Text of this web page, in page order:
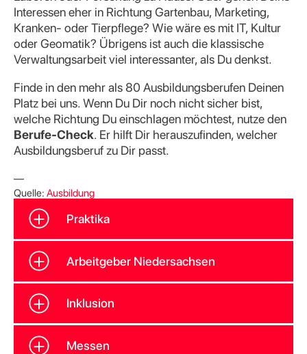
Interessen eher in Richtung Gartenbau, Marketing,
Kranken- oder Tierpflege? Wie wäre es mit IT, Kultur
oder Geomatik? Übrigens ist auch die klassische
Verwaltungsarbeit viel interessanter, als Du denkst.
Finde in den mehr als 80 Ausbildungsberufen Deinen
Platz bei uns. Wenn Du Dir noch nicht sicher bist,
welche Richtung Du einschlagen möchtest, nutze den
Berufe-Check. Er hilft Dir herauszufinden, welcher
Ausbildungsberuf zu Dir passt.
—
Quelle: Ausbildung
Praktika
Arbeitgeber Niedersachsen
Inklusion
Messen